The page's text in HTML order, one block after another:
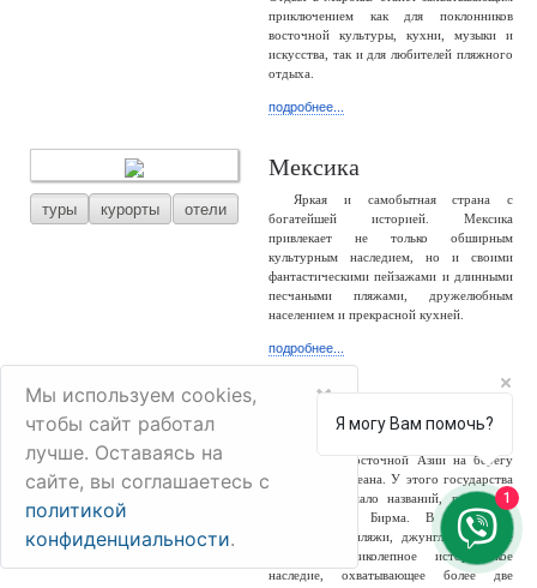
приключением как для поклонников
восточной культуры, кухни, музыки и
искусства, так и для любителей пляжного
отдыха.
подробнее...
туры курорты отели
Мексика
Яркая и самобытная страна с
богатейшей историей. Мексика
привлекает не только обширным
культурным наследием, но и своими
фантастическими пейзажами и длинными
песчаными пляжами, дружелюбным
населением и прекрасной кухней.
подробнее...
туры отели
страна Юго-Восточной Азии на берегу
Индийского океана. У этого государства
сменилось немало названий, россиянам
известно как Бирма. В стране –
белоснежные пляжи, джунгли, снежные
горы и великолепное историческое
наследие, охватывающее более две
Мы используем cookies,
чтобы сайт работал
лучше. Оставаясь на
сайте, вы соглашаетесь с
политикой
конфиденциальности.
×
Я могу Вам помочь?
1